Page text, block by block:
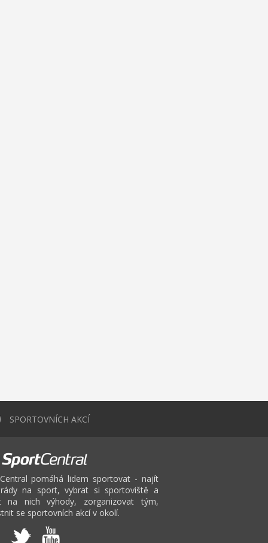
SPORTOVNÍCH AKCÍ
pomáhá lidem sportovat - najít
na sport, vybrat si sportoviště a
na nich výhody, zorganizovat tým,
se sportovních akcí v okolí.